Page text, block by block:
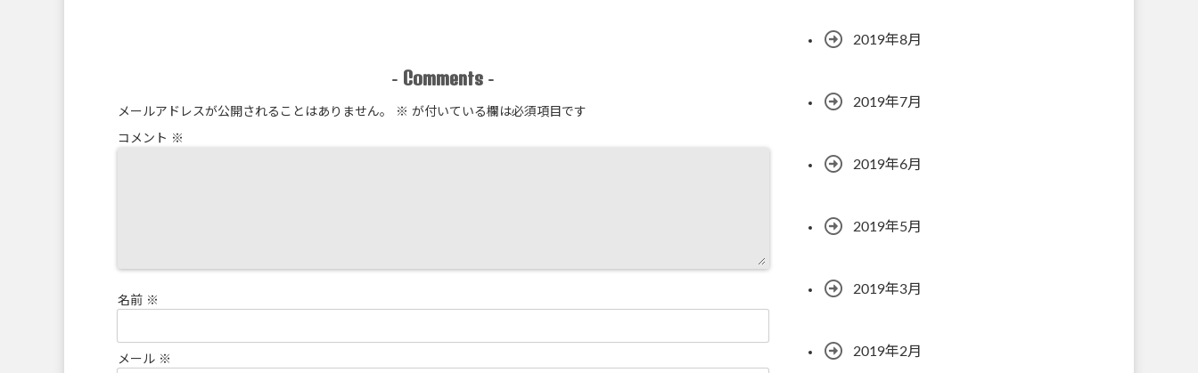
- Comments -
メールアドレスが公開されることはありません。 ※ が付いている欄は必須項目です
コメント ※
名前 ※
メール ※
2019年8月
2019年7月
2019年6月
2019年5月
2019年3月
2019年2月